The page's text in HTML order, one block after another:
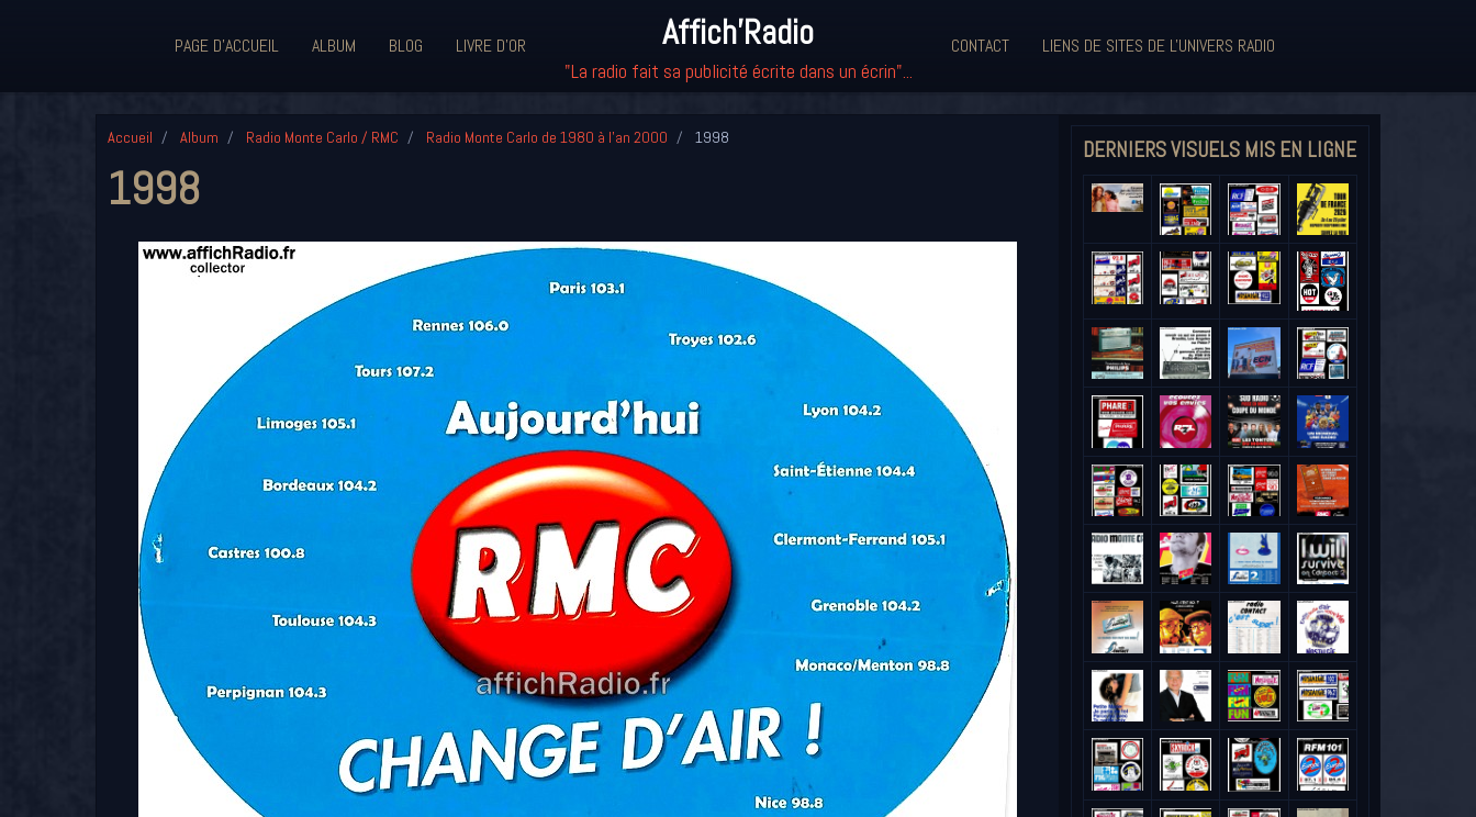
PAGE D'ACCUEIL ALBUM BLOG LIVRE D'OR Affich'Radio
"La radio fait sa publicité écrite dans un écrin"...
CONTACT LIENS DE SITES DE L'UNIVERS RADIO
Accueil Album Radio Monte Carlo / RMC Radio Monte Carlo de 1980 à l'an 2000 1998
1998
DERNIERS VISUELS MIS EN LIGNE